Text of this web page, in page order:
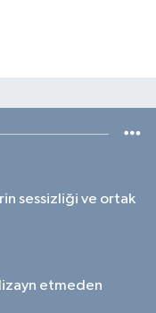
sessizliği ve ortak
etmeden